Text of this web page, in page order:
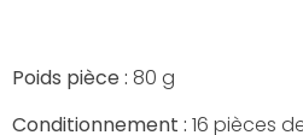
Poids pièce : 80 g
Conditionnement : 16 pièces